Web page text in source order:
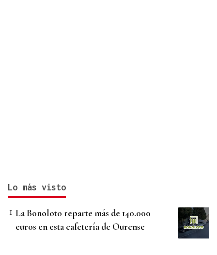
Lo más visto
La Bonoloto reparte más de 140.000
euros en esta cafetería de Ourense